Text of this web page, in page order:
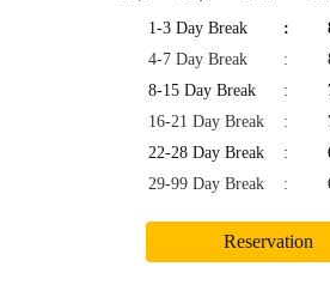
1-3 Day Break :
4-7 Day Break
:
8-15 Day Break
:
16-21 Day Break
:
22-28 Day Break
:
29-99 Day Break
: